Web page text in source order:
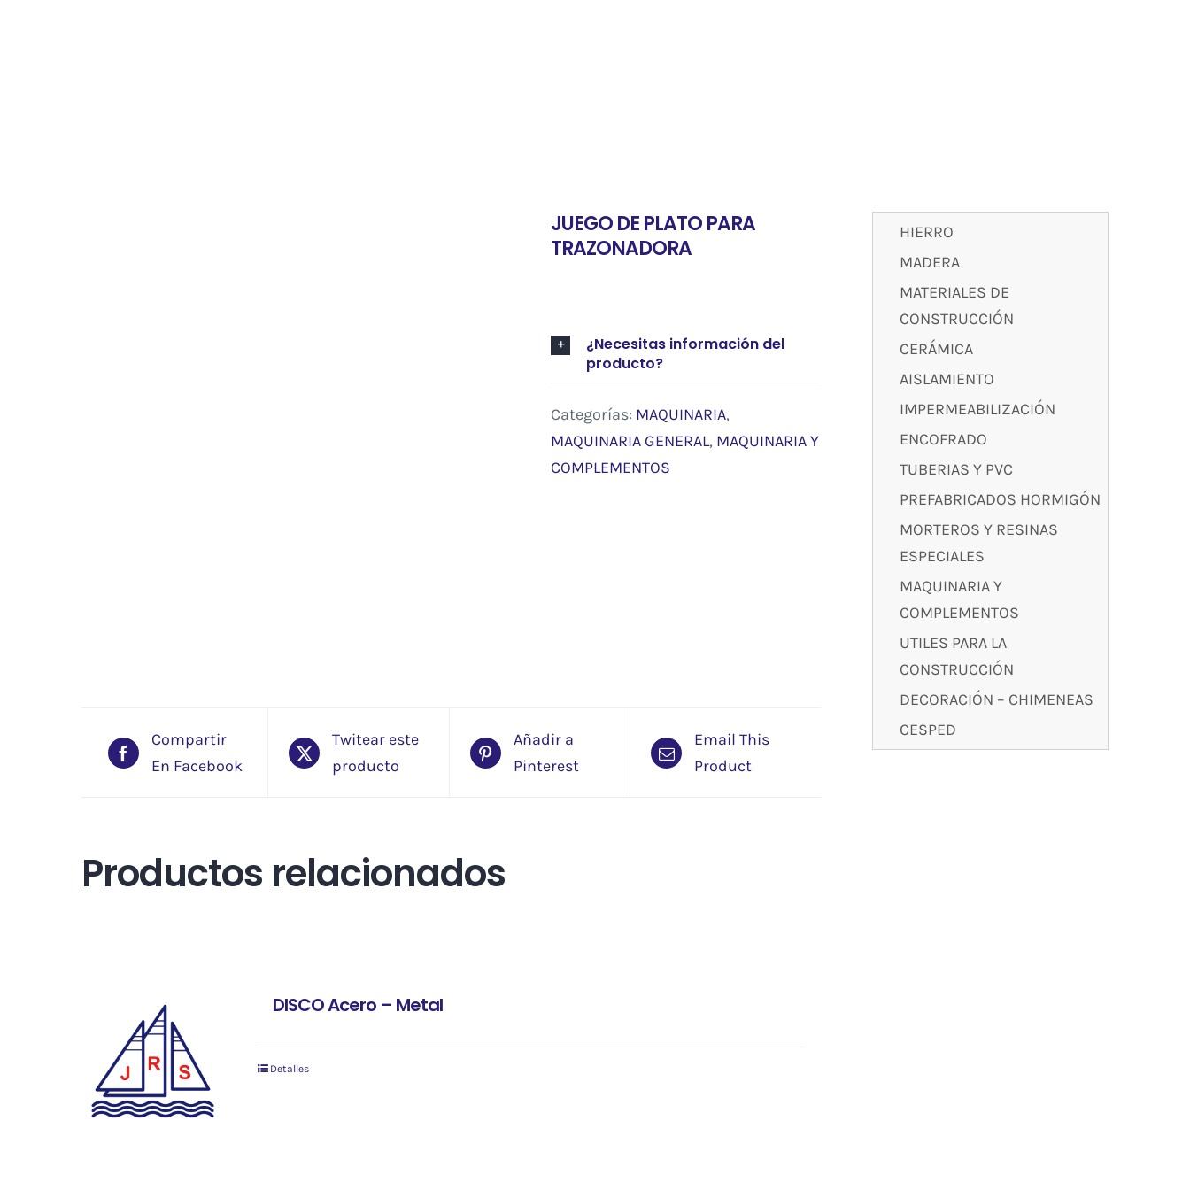
JUEGO DE PLATO PARA
TRAZONADORA
¿Necesitas información del
producto?
Categorías: MAQUINARIA,
MAQUINARIA GENERAL, MAQUINARIA Y
COMPLEMENTOS
Compartir
En Facebook
Twitear este
producto
Añadir a
Pinterest
Email This
Product
Productos relacionados
DISCO Acero – Metal
Detalles
HIERRO
MADERA
MATERIALES DE
CONSTRUCCIÓN
CERÁMICA
AISLAMIENTO
IMPERMEABILIZACIÓN
ENCOFRADO
TUBERIAS Y PVC
PREFABRICADOS HORMIGÓN
MORTEROS Y RESINAS
ESPECIALES
MAQUINARIA Y
COMPLEMENTOS
UTILES PARA LA
CONSTRUCCIÓN
DECORACIÓN – CHIMENEAS
CESPED